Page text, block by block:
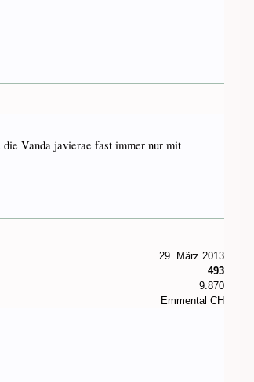
die Vanda javierae fast immer nur mit
29. März 2013
493
9.870
Emmental CH